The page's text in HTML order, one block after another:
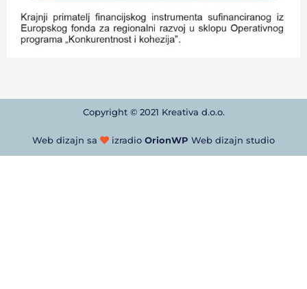
Copyright © 2021 Kreativa d.o.o.
Web dizajn sa izradio OrionWP Web dizajn studio